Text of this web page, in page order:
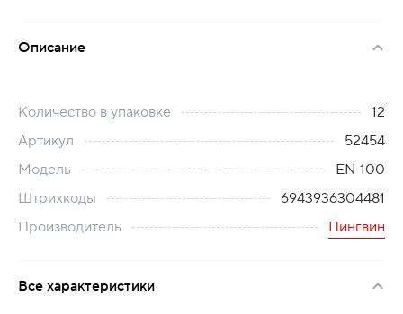
Описание
Количество в упаковке
12
Артикул
52454
Модель
EN 100
Штрихкоды
6943936304481
Производитель
Пингвин
Все характеристики